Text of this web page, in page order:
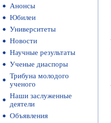
Анонсы
Юбилеи
Университеты
Новости
Научные результаты
Ученые диаспоры
Трибуна молодого
ученого
Наши заслуженные
деятели
Объявления